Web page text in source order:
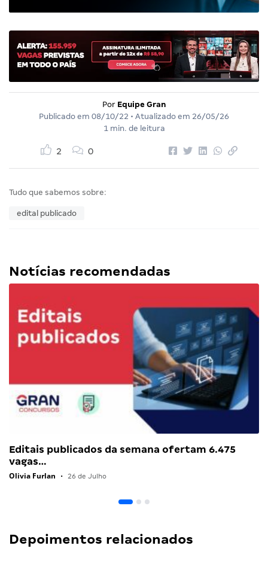
Por Equipe Gran
Publicado em 08/10/22 • Atualizado em 26/05/26
1 min. de leitura
2 0
Tudo que sabemos sobre:
edital publicado
Notícias recomendadas
Editais publicados da semana ofertam 6.475
vagas…
Olivia Furlan • 26 de Julho
Depoimentos relacionados